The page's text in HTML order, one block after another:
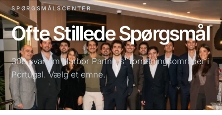
SPØRGSMÅLSCENTER
Ofte Stillede Spørgsmål
308 svar om Harbor Partners' forretningsområder i
Portugal. Vælg et emne.